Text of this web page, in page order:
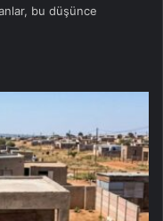
bu düşünce